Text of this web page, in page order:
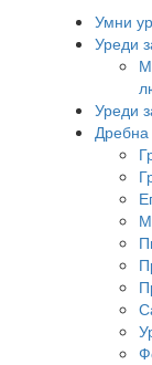
Умни
Уреди
Уреди
Дребна